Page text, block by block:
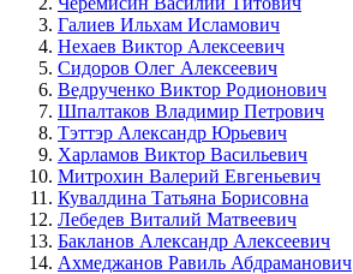
Галиев Ильхам Исламович
Нехаев Виктор Алексеевич
Сидоров Олег Алексеевич
Ведрученко Виктор Родионович
Шпалтаков Владимир Петрович
Тэттэр Александр Юрьевич
Харламов Виктор Васильевич
Митрохин Валерий Евгеньевич
Кувалдина Татьяна Борисовна
Лебедев Виталий Матвеевич
Бакланов Александр Алексеевич
Ахмеджанов Равиль Абдраманович